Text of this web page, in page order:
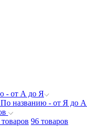
- от А до Я
По названию - от Я до А
товаров 96 товаров